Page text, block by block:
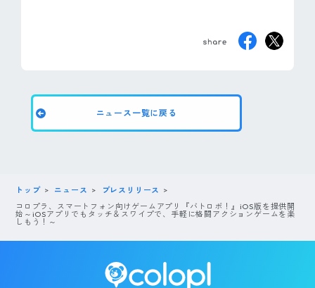
ニュース一覧に戻る
トップ ニュース
プレスリリース
コロプラ、スマートフォン向けゲームアプリ『バトロボ！』iOS版を提供開
始～iOSアプリでもタッチ＆スワイプで、手軽に格闘アクションゲームを楽
しもう！～